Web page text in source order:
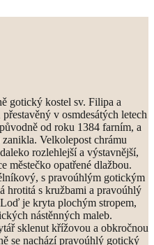
gotický kostel sv. Filipa a
v osmdesátých letech
od roku 1384 farním, a
Velkolepost chrámu
rozlehlejší a výstavnější,
městečko opatřené dlažbou.
s pravoúhlým gotickým
hrotitá s kružbami a pravoúhlý
je kryta plochým stropem,
nástěnných maleb.
sklenut křížovou a obkročnou
se nachází pravoúhlý gotický